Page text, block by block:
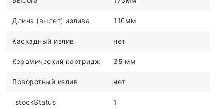
Длина (вылет) излива 110мм
Каскадный излив нет
Керамический картридж 35 мм
Поворотный излив нет
_stockStatus 1